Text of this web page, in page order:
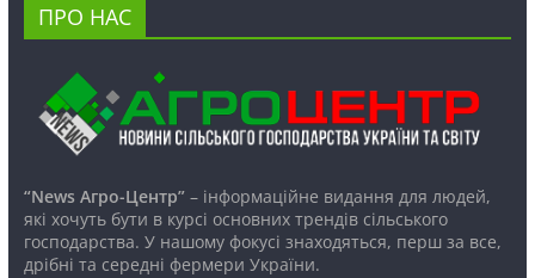
ПРО НАС
“News Агро-Центр”– інформаційне видання для людей,
які хочуть бути в курсі основних трендів сільського
господарства. У нашому фокусі знаходяться, перш за все,
дрібні та середні фермери України.